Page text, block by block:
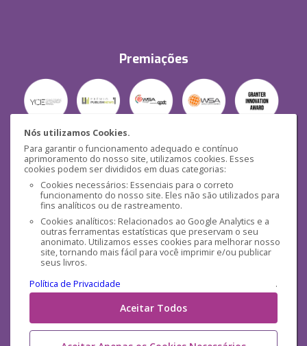
Nós utilizamos Cookies.
Para garantir o funcionamento adequado e contínuo
aprimoramento do nosso site, utilizamos cookies. Esses
cookies podem ser divididos em duas categorias:
Cookies necessários: Essenciais para o correto
funcionamento do nosso site. Eles não são utilizados para
fins analíticos ou de rastreamento.
Cookies analíticos: Relacionados ao Google Analytics e a
outras ferramentas estatísticas que preservam o seu
anonimato. Utilizamos esses cookies para melhorar nosso
site, tornando mais fácil para você imprimir e/ou publicar
seus livros.
Política de Privacidade
.
Aceitar Todos
Premiações
Segurança
Mídias Sociais